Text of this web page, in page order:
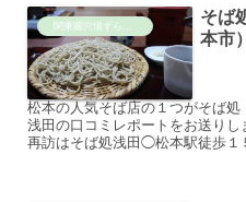
関東圏穴場ずらし旅
そば
本市）
松本の人気そば店の１つがそば処
浅田の口コミレポートをお送り
再訪はそば処浅田◯松本駅徒歩１